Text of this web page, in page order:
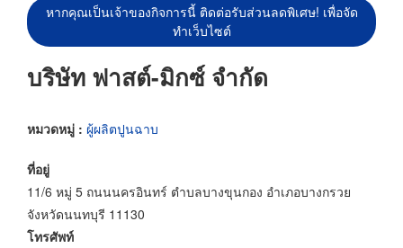
หากคุณเป็นเจ้าของกิจการนี้ ติดต่อรับส่วนลดพิเศษ! เพื่อจัด
ทำเว็บไซต์
บริษัท ฟาสต์-มิกซ์ จำกัด
หมวดหมู่ : ผู้ผลิตปูนฉาบ
ที่อยู่
11/6 หมู่ 5 ถนนนครอินทร์ ตำบลบางขุนกอง อำเภอบางกรวย
จังหวัดนนทบุรี 11130
โทรศัพท์